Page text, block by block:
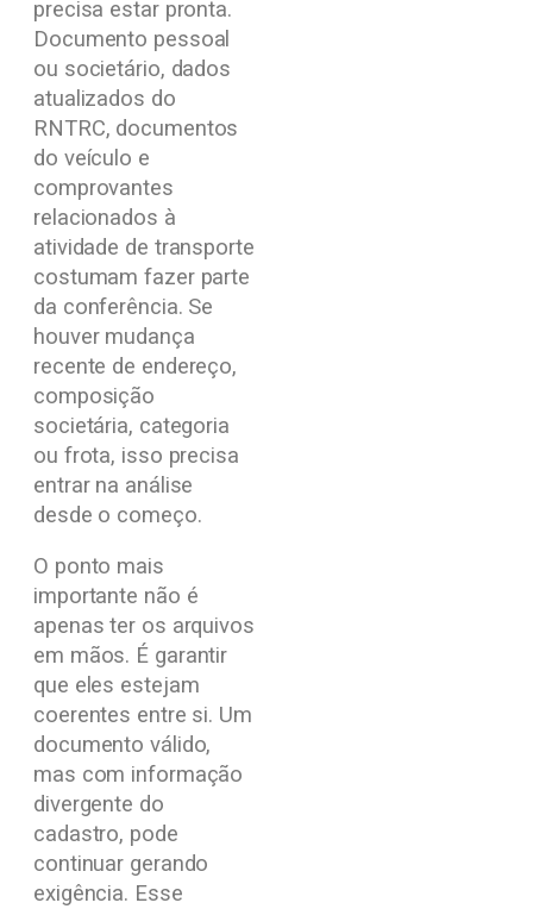
precisa estar pronta.
Documento pessoal
ou societário, dados
atualizados do
RNTRC, documentos
do veículo e
comprovantes
relacionados à
atividade de transporte
costumam fazer parte
da conferência. Se
houver mudança
recente de endereço,
composição
societária, categoria
ou frota, isso precisa
entrar na análise
desde o começo.
O ponto mais
importante não é
apenas ter os arquivos
em mãos. É garantir
que eles estejam
coerentes entre si. Um
documento válido,
mas com informação
divergente do
cadastro, pode
continuar gerando
exigência. Esse